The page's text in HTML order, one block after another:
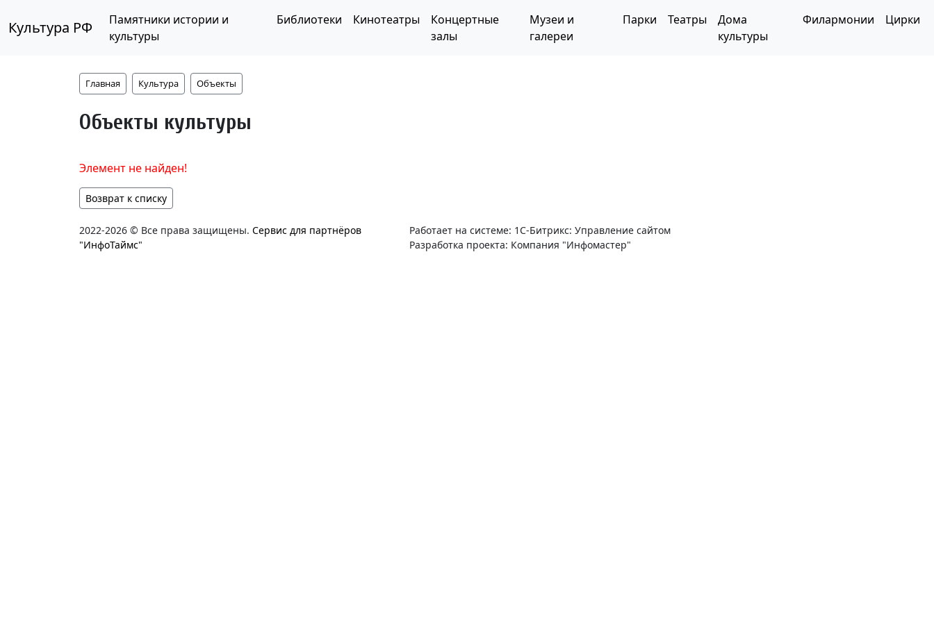
Культура РФ
Памятники истории и
культуры
Библиотеки Кинотеатры
Концертные
залы
Музеи и
галереи
Парки Театры
Дома
культуры
Филармонии Цирки
Главная Культура Объекты
Объекты культуры
Элемент не найден!
Возврат к списку
2022-2026 © Все права защищены. Сервис для партнёров
"ИнфоТаймс"
Работает на системе: 1С-Битрикс: Управление сайтом
Разработка проекта: Компания "Инфомастер"